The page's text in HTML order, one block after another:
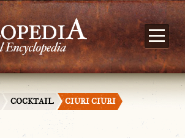
COCKTAIL CIURI CIURI